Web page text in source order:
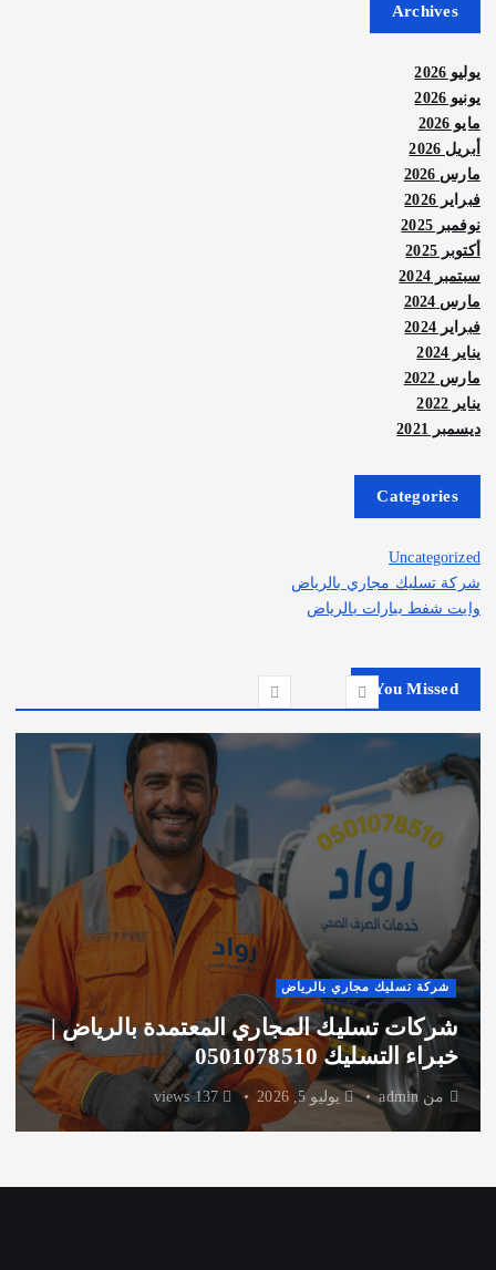
Archives
يوليو 2026
يونيو 2026
مايو 2026
أبريل 2026
مارس 2026
فبراير 2026
نوفمبر 2025
أكتوبر 2025
سبتمبر 2024
مارس 2024
فبراير 2024
يناير 2024
مارس 2022
يناير 2022
ديسمبر 2021
Categories
Uncategorized
شركة تسليك مجاري بالرياض
وايت شفط بيارات بالرياض
You Missed
شركة تسليك مجاري بالرياض
شركات تسليك المجاري المعتمدة بالرياض |
خبراء التسليك 0501078510
من admin يوليو 5, 2026 137 views